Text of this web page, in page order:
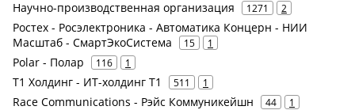
Научно-производственная организация 1271 2
Ростех - Росэлектроника - Автоматика Концерн - НИИ
Масштаб - СмартЭкоСистема
15 1
Polar - Полар 116 1
Т1 Холдинг - ИТ-холдинг Т1 511 1
Race Communications - Рэйс Коммуникейшн 44 1